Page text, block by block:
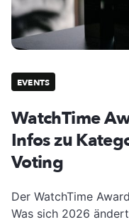
EVENTS
WatchTime
Infos zu
Voting
Der WatchTime
Was sich 2026